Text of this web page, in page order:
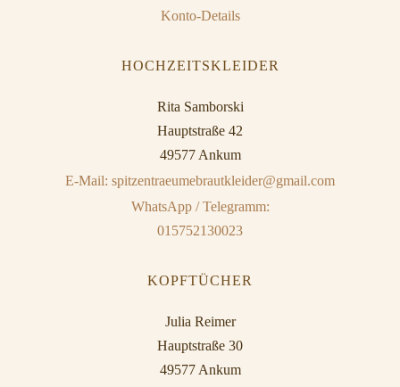
Konto-Details
HOCHZEITSKLEIDER
Rita Samborski
Hauptstraße 42
49577 Ankum
E-Mail: spitzentraeumebrautkleider@gmail.com
WhatsApp / Telegramm:
015752130023
KOPFTÜCHER
Julia Reimer
Hauptstraße 30
49577 Ankum